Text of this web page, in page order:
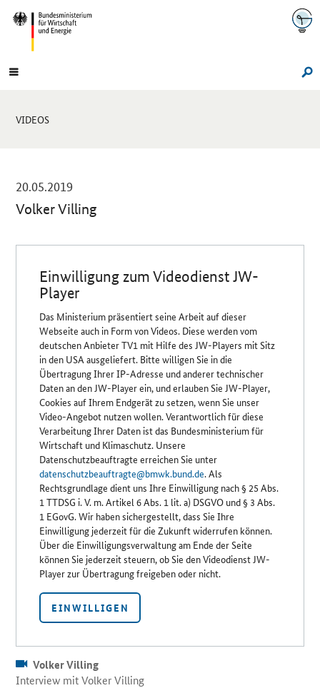
Navigation
Hauptmenü
Sie
VIDEOS
20.05.2019
Volker Villing
Einwilligung zum Videodienst JW-
Player
Das Ministerium präsentiert seine Arbeit auf dieser
Webseite auch in Form von Videos. Diese werden vom
deutschen Anbieter TV1 mit Hilfe des JW-Players mit Sitz
in den USA ausgeliefert. Bitte willigen Sie in die
Übertragung Ihrer IP-Adresse und anderer technischer
Daten an den JW-Player ein, und erlauben Sie JW-Player,
Cookies auf Ihrem Endgerät zu setzen, wenn Sie unser
Video-Angebot nutzen wollen. Verantwortlich für diese
Verarbeitung Ihrer Daten ist das Bundesministerium für
Wirtschaft und Klimaschutz. Unsere
Datenschutzbeauftragte erreichen Sie unter
datenschutzbeauftragte@bmwk.bund.de. Als
Rechtsgrundlage dient uns Ihre Einwilligung nach § 25 Abs.
1 TTDSG i. V. m. Artikel 6 Abs. 1 lit. a) DSGVO und § 3 Abs.
1 EGovG. Wir haben sichergestellt, dass Sie Ihre
Einwilligung jederzeit für die Zukunft widerrufen können.
Über die Einwilligungsverwaltung am Ende der Seite
können Sie jederzeit steuern, ob Sie den Videodienst JW-
Player zur Übertragung freigeben oder nicht.
EINWILLIGEN
Volker Villing
Interview mit Volker Villing